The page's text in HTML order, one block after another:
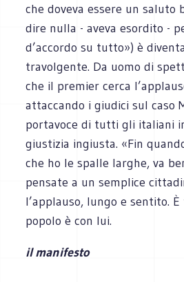
che doveva essere un saluto
dire nulla - aveva esordito -
d’accordo su tutto») è
travolgente. Da uomo di
che il premier cerca
attaccando i giudici sul caso
portavoce di tutti gli italiani
giustizia ingiusta. «Fin
che ho le spalle larghe, va
pensate a un semplice
l’applauso, lungo e sentito.
popolo è con lui.
il manifesto